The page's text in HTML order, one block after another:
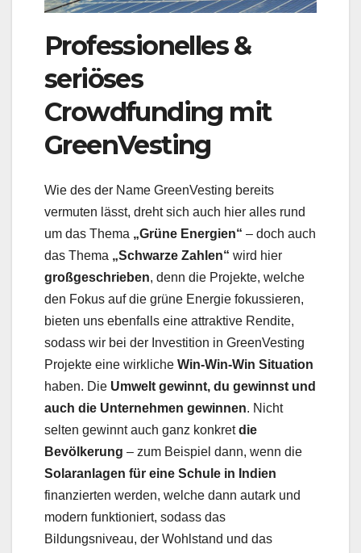
Professionelles &
seriöses
Crowdfunding mit
GreenVesting
Wie des der Name GreenVesting bereits
vermuten lässt, dreht sich auch hier alles rund
um das Thema „Grüne Energien“ – doch auch
das Thema „Schwarze Zahlen“ wird hier
großgeschrieben, denn die Projekte, welche
den Fokus auf die grüne Energie fokussieren,
bieten uns ebenfalls eine attraktive Rendite,
sodass wir bei der Investition in GreenVesting
Projekte eine wirkliche Win-Win-Win Situation
haben. Die Umwelt gewinnt, du gewinnst und
auch die Unternehmen gewinnen. Nicht
selten gewinnt auch ganz konkretdie
Bevölkerung – zum Beispiel dann, wenn die
Solaranlagen für eine Schule in Indien
finanzierten werden, welche dann autark und
modern funktioniert, sodass das
Bildungsniveau, der Wohlstand und das